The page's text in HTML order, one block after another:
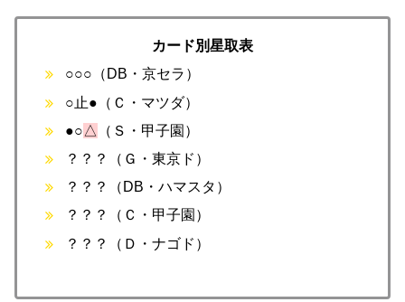
カード別星取表
○○○（DB・京セラ）
○止●（Ｃ・マツダ）
●○△
（Ｓ・甲子園）
？？？（Ｇ・東京ド）
？？？（DB・ハマスタ）
？？？（Ｃ・甲子園）
？？？（Ｄ・ナゴド）